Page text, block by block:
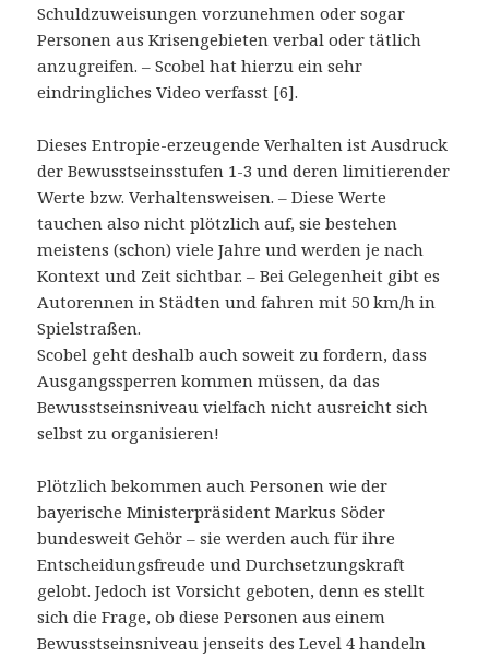
Schuldzuweisungen vorzunehmen oder sogar
Personen aus Krisengebieten verbal oder tätlich
anzugreifen. – Scobel hat hierzu ein sehr
eindringliches Video verfasst [6].
Dieses Entropie-erzeugende Verhalten ist Ausdruck
der Bewusstseinsstufen 1-3 und deren limitierender
Werte bzw. Verhaltensweisen. – Diese Werte
tauchen also nicht plötzlich auf, sie bestehen
meistens (schon) viele Jahre und werden je nach
Kontext und Zeit sichtbar. – Bei Gelegenheit gibt es
Autorennen in Städten und fahren mit 50 km/h in
Spielstraßen.
Scobel geht deshalb auch soweit zu fordern, dass
Ausgangssperren kommen müssen, da das
Bewusstseinsniveau vielfach nicht ausreicht sich
selbst zu organisieren!
Plötzlich bekommen auch Personen wie der
bayerische Ministerpräsident Markus Söder
bundesweit Gehör – sie werden auch für ihre
Entscheidungsfreude und Durchsetzungskraft
gelobt. Jedoch ist Vorsicht geboten, denn es stellt
sich die Frage, ob diese Personen aus einem
Bewusstseinsniveau jenseits des Level 4 handeln